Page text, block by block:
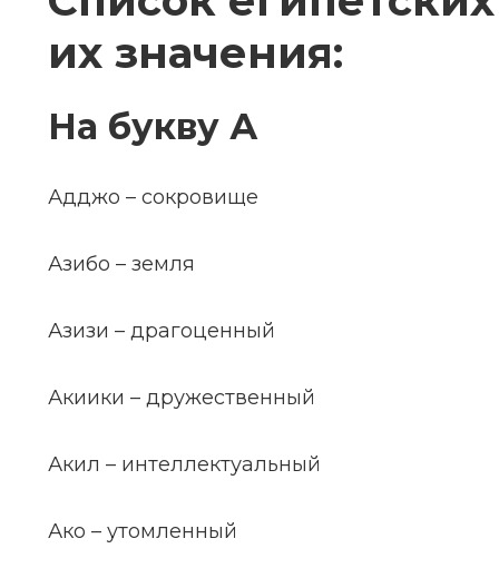
их значения:
На букву А
Адджо – сокровище
Азибо – земля
Азизи – драгоценный
Акиики – дружественный
Акил – интеллектуальный
Ако – утомленный